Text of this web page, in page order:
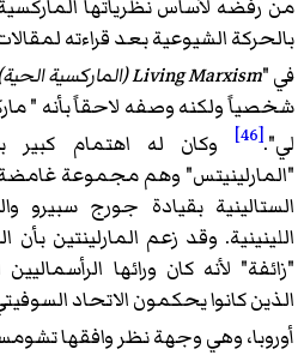
من رفضه لأساس نظرياتها
بالحركة الشيوعية بعد قراءته
في "Living Marxism (الماركسية الحية)
شخصياً ولكنه وصفه لاحقاً بأنه "
لي".[46]
وكان له اهتمام كبير
"المارلينيتس" وهم مجموعة
الستالينية بقيادة جورج سبيرو
اللينينية. وقد زعم المارلينتين بأن
"زائفة" لأنه كان ورائها
الذين كانوا يحكمون الاتحاد
أوروبا، وهي وجهة نظر وافقها